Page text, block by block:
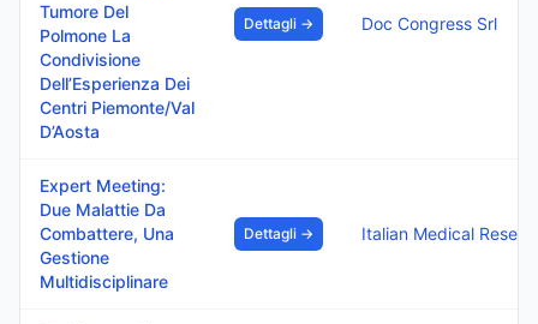
Tumore Del
Polmone La
Condivisione
Dell’Esperienza Dei
Centri Piemonte/Val
D’Aosta
Dettagli → Doc Congress Srl
Expert Meeting:
Due Malattie Da
Combattere, Una
Gestione
Multidisciplinare
Dettagli →